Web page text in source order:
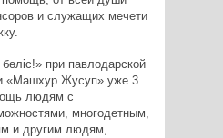
и служащих мечети
при павлодарской
«Машхур Жусуп» уже 3
людям с
многодетным,
и другим людям,